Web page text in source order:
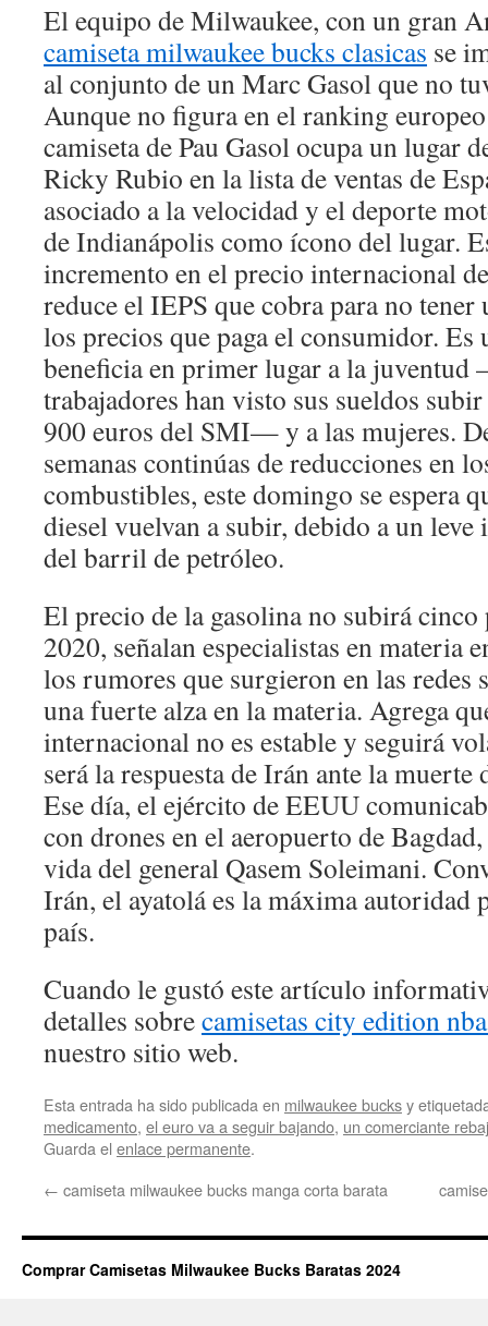
El equipo de Milwaukee, con un gran
camiseta milwaukee bucks clasicas se
al conjunto de un Marc Gasol que no
Aunque no figura en el ranking
camiseta de Pau Gasol ocupa un lugar
Ricky Rubio en la lista de ventas de
asociado a la velocidad y el deporte
de Indianápolis como ícono del lugar.
incremento en el precio internacional
reduce el IEPS que cobra para no
los precios que paga el consumidor. Es
beneficia en primer lugar a la juventud
trabajadores han visto sus sueldos
900 euros del SMI— y a las mujeres.
semanas continúas de reducciones en
combustibles, este domingo se espera
diesel vuelvan a subir, debido a un
del barril de petróleo.
El precio de la gasolina no subirá cinco
2020, señalan especialistas en materia
los rumores que surgieron en las redes
una fuerte alza en la materia. Agrega
internacional no es estable y seguirá
será la respuesta de Irán ante la
Ese día, el ejército de EEUU
con drones en el aeropuerto de
vida del general Qasem Soleimani.
Irán, el ayatolá es la máxima
país.
Cuando le gustó este artículo
detalles sobrecamisetas city edition
nuestro sitio web.
Esta entrada ha sido publicada en milwaukee bucksy
medicamento, el euro va a seguir bajando, un comerciante
Guarda el enlace permanente.
← camiseta milwaukee bucks manga corta barata
Comprar Camisetas Milwaukee Bucks Baratas 2024